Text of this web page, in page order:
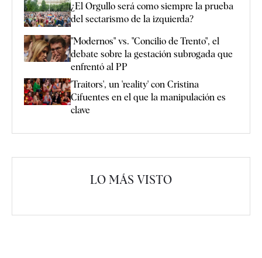
¿El Orgullo será como siempre la prueba
del sectarismo de la izquierda?
"Modernos" vs. "Concilio de Trento", el
debate sobre la gestación subrogada que
enfrentó al PP
'Traitors', un 'reality' con Cristina
Cifuentes en el que la manipulación es
clave
LO MÁS VISTO